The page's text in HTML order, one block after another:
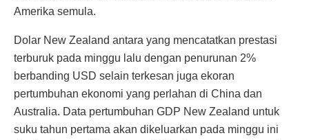
Amerika semula.
Dolar New Zealand antara yang mencatatkan prestasi
terburuk pada minggu lalu dengan penurunan 2%
berbanding USD selain terkesan juga ekoran
pertumbuhan ekonomi yang perlahan di China dan
Australia. Data pertumbuhan GDP New Zealand untuk
suku tahun pertama akan dikeluarkan pada minggu ini